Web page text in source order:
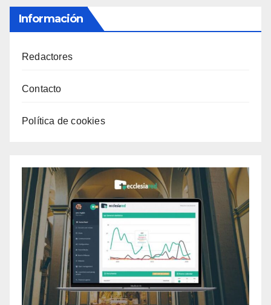
Información
Redactores
Contacto
Política de cookies